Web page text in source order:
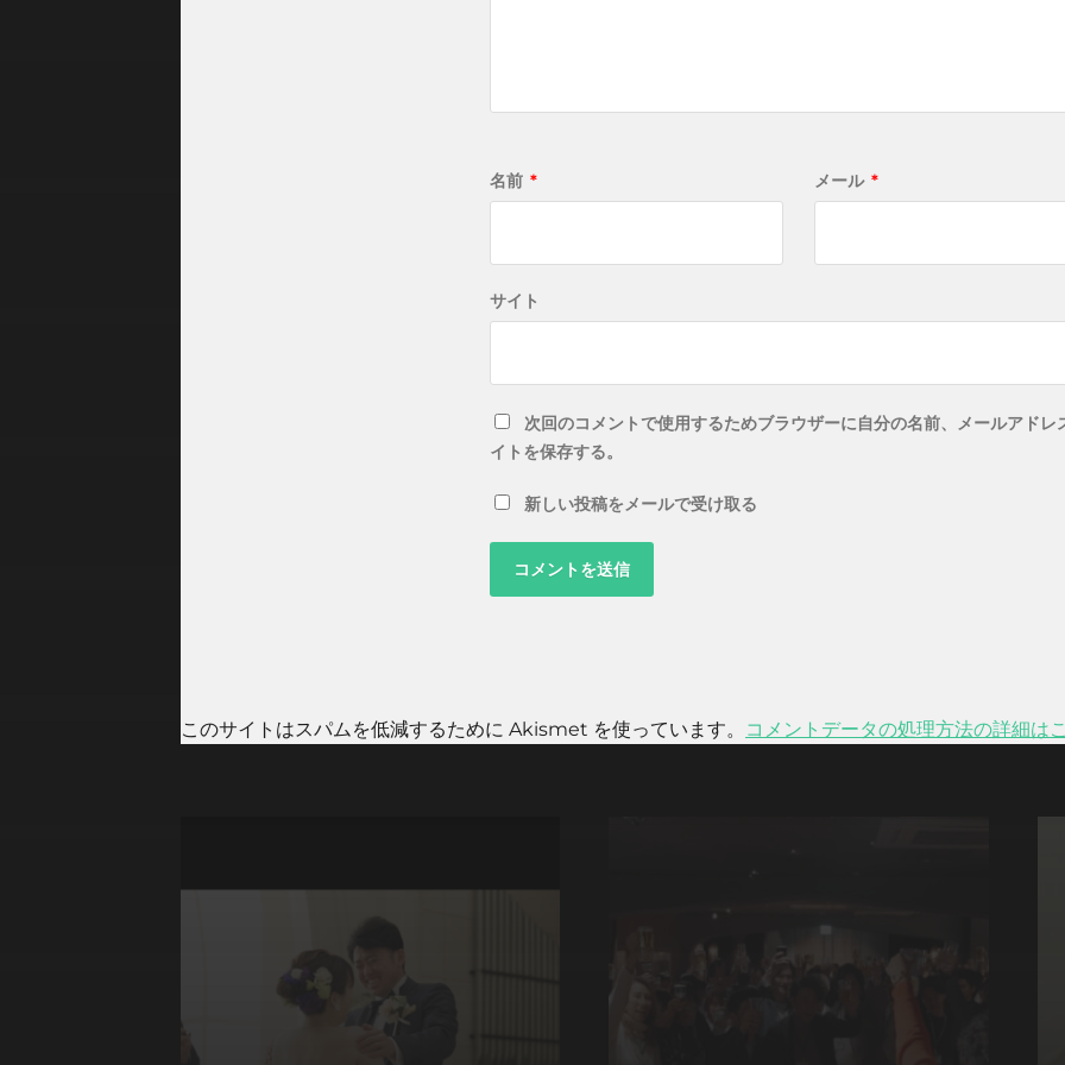
名前 * メール *
サイト
次回のコメントで使用するためブラウザーに自分の名前、メールアドレ
イトを保存する。
新しい投稿をメールで受け取る
このサイトはスパムを低減するために Akismet を使っています。 コメントデータの処理方法の詳細は